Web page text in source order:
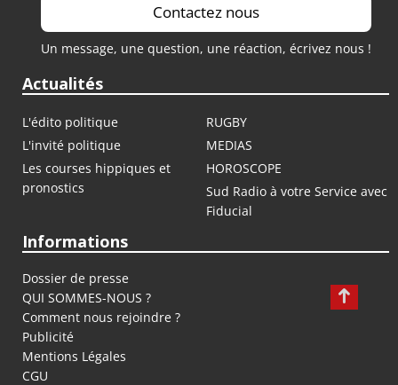
Contactez nous
Un message, une question, une réaction, écrivez nous !
Actualités
L'édito politique
RUGBY
L'invité politique
MEDIAS
Les courses hippiques et
pronostics
HOROSCOPE
Sud Radio à votre Service avec
Fiducial
Informations
Dossier de presse
QUI SOMMES-NOUS ?
Comment nous rejoindre ?
Publicité
Mentions Légales
CGU